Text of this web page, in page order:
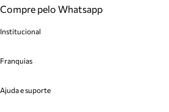
Compre pelo Whatsapp
Institucional
Cashback
Venda Corporativa
Franquias
Plano de Negócio
Ajuda e suporte